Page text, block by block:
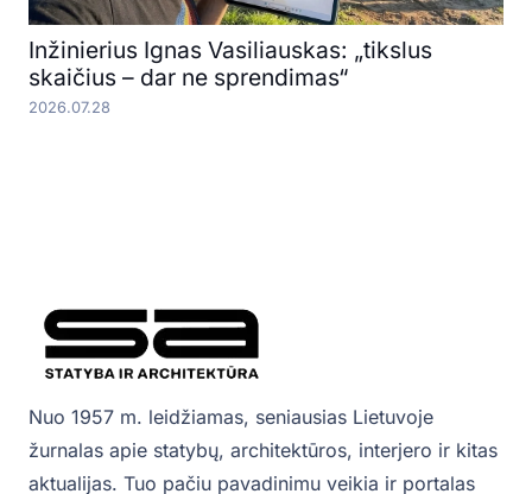
Inžinierius Ignas Vasiliauskas: „tikslus
skaičius – dar ne sprendimas“
2026.07.28
Nuo 1957 m. leidžiamas, seniausias Lietuvoje
žurnalas apie statybų, architektūros, interjero ir kitas
aktualijas. Tuo pačiu pavadinimu veikia ir portalas